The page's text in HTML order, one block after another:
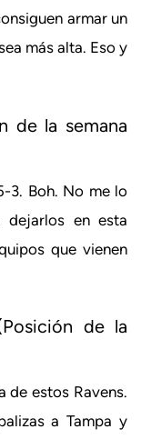
armar un
más alta. Eso y
de la semana
3. Boh. No me lo
dejarlos en esta
que vienen
de la
de estos Ravens.
a Tampa y